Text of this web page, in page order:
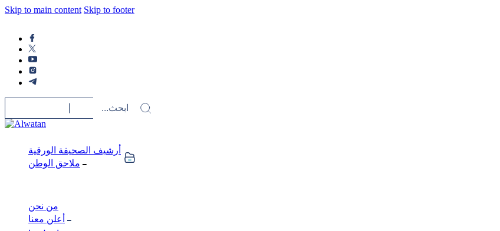
Skip to main content Skip to footer
أرشيف الصحيفة الورقية
ملاحق الوطن
من نحن
أعلن معنا